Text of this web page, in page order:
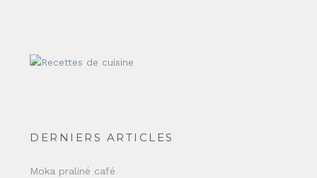
DERNIERS ARTICLES
Moka praliné café